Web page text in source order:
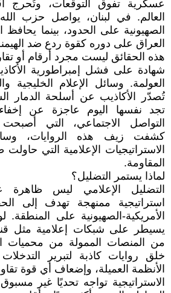
عسكرية تفوق التوقعات،
العالم. في لبنان، يواصل حزب
الصهيونية على الحدود، بينما
العراق على دوره كقوة ردع ضد
هذه الحقائق ليست مجرد أرقام أو
شهادة على فشل إمبراطورية
العولمة. وسائل الإعلام الخليجية
تُصدّر الأكاذيب عن أسلحة الدمار
تجد نفسها اليوم عاجزة عن
التواصل الاجتماعي، التي
كشفت زيف هذه الروايات،
الاستراتيجيات الإعلامية التي
المقاومة.
لماذا يستمر التضليل؟
التضليل الإعلامي ليس ظاهرة
استراتيجية ممنهجة تهدف إلى
الأمريكية-الصهيونية على المنطقة.
يسيطر على شبكات إعلامية مثل
من المنصات الممولة من محميات
خلق روايات كاذبة لتبرير
الأنظمة العميلة، وإضعاف أي قوة
الاستراتيجية تواجه تحديًا غير